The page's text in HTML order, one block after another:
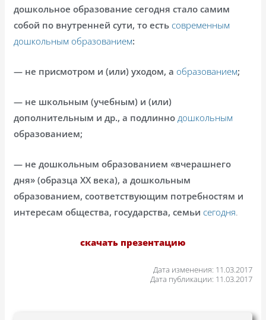
дошкольное образование сегодня стало самим
собой по внутренней сути, то естьсовременным
дошкольным образованием:
— не присмотром и (или) уходом, аобразованием;
— не школьным (учебным) и (или)
дополнительным и др., а подлиннодошкольным
образованием;
— не дошкольным образованием «вчерашнего
дня» (образца ХХ века), а дошкольным
образованием, соответствующим потребностям и
интересам общества, государства, семьисегодня.
скачать презентацию
Дата изменения: 11.03.2017
Дата публикации: 11.03.2017